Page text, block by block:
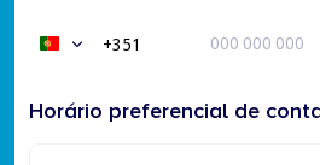
Portugal+351
Horário preferencial de